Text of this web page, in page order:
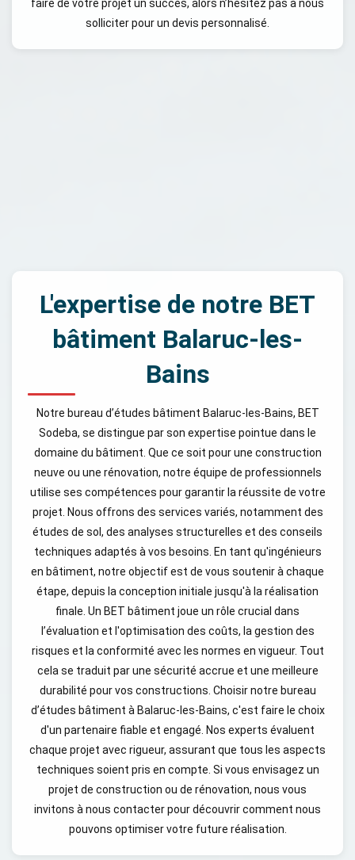
faire de votre projet un succès, alors n’hésitez pas à nous
solliciter pour un devis personnalisé.
L'expertise de notre BET
bâtiment Balaruc-les-
Bains
Notre bureau d’études bâtiment Balaruc-les-Bains, BET
Sodeba, se distingue par son expertise pointue dans le
domaine du bâtiment. Que ce soit pour une construction
neuve ou une rénovation, notre équipe de professionnels
utilise ses compétences pour garantir la réussite de votre
projet. Nous offrons des services variés, notamment des
études de sol, des analyses structurelles et des conseils
techniques adaptés à vos besoins. En tant qu'ingénieurs
en bâtiment, notre objectif est de vous soutenir à chaque
étape, depuis la conception initiale jusqu'à la réalisation
finale. Un BET bâtiment joue un rôle crucial dans
l’évaluation et l'optimisation des coûts, la gestion des
risques et la conformité avec les normes en vigueur. Tout
cela se traduit par une sécurité accrue et une meilleure
durabilité pour vos constructions. Choisir notre bureau
d’études bâtiment à Balaruc-les-Bains, c'est faire le choix
d'un partenaire fiable et engagé. Nos experts évaluent
chaque projet avec rigueur, assurant que tous les aspects
techniques soient pris en compte. Si vous envisagez un
projet de construction ou de rénovation, nous vous
invitons à nous contacter pour découvrir comment nous
pouvons optimiser votre future réalisation.